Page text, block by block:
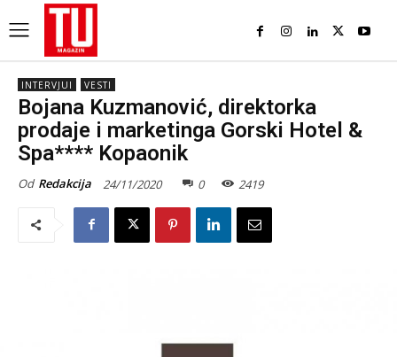
INTERVJUI VESTI
Bojana Kuzmanović, direktorka
prodaje i marketinga Gorski Hotel &
Spa**** Kopaonik
Od Redakcija 24/11/2020 0 2419